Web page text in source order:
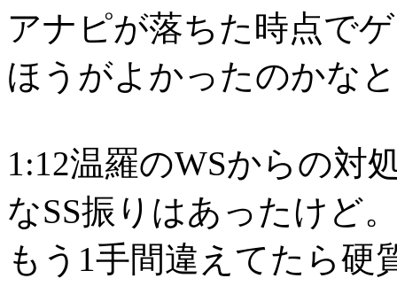
アナピが落ちた時点で
ほうがよかったのかな
1:12温羅のWSからの対
なSS振りはあったけど
もう1手間違えてたら硬